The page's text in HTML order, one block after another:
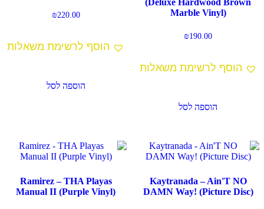
(Deluxe Hardwood Brown
Marble Vinyl)
₪190.00
הוסף לרשימת משאלות
הוספה לסל
₪220.00
הוסף לרשימת משאלות
הוספה לסל
Kaytranada – Ain'T NO
DAMN Way! (Picture Disc)
Ramirez – THA Playas
Manual II (Purple Vinyl)